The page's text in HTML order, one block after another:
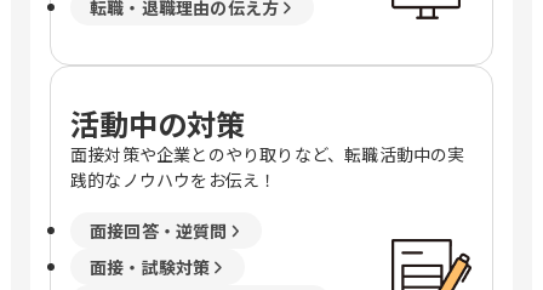
転職・退職理由の伝え方
活動中の対策
面接対策や企業とのやり取りなど、転職活動中の実
践的なノウハウをお伝え！
面接回答・逆質問
面接・試験対策